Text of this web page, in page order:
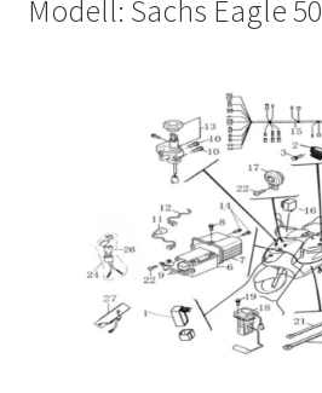
Modell: Sachs Eagle 50